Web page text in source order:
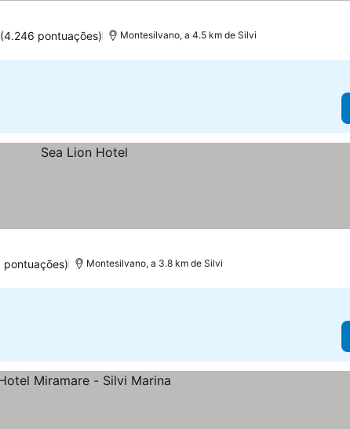
(4.246 pontuações) Montesilvano, a 4.5 km de Silvi
pontuações) Montesilvano, a 3.8 km de Silvi